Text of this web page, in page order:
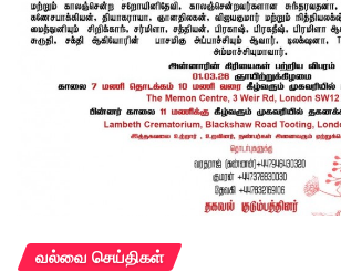
வல்வை செய்திகள்